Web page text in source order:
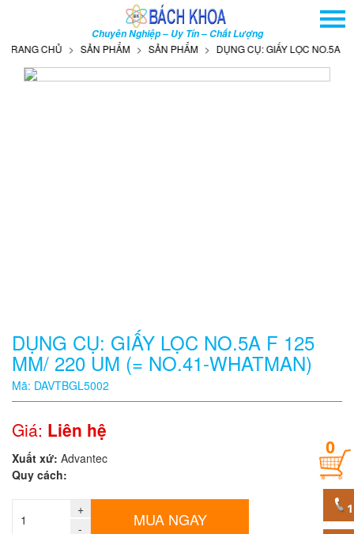
Chuyên Nghiệp – Uy Tín – Chất Lượng
GIỚI THIỆU
SẢN PHẨM
Quy
cách
Giá:
0
đ
sản
0
CHỦ SẢN PHẨM SẢN PHẨM DỤNG CỤ: GIẤY LỌC NO.5A F
DỤNG CỤ: GIẤY LỌC NO.5A F 125
MM/ 220 UM (= NO.41-WHATMAN)
Mã: DAVTBGL5002
Giá: Liên hệ
Xuất xứ: Advantec
Quy cách:
+
-
MUA NGAY